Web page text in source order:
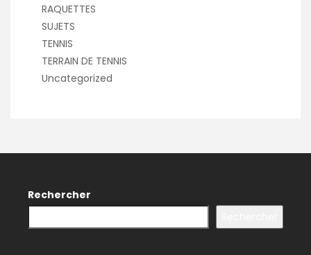
RAQUETTES
SUJETS
TENNIS
TERRAIN DE TENNIS
Uncategorized
Rechercher